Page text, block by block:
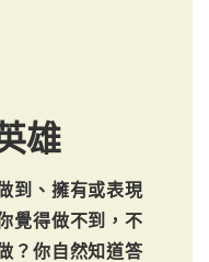
雄
到、擁有或表現
覺得做不到，不
？你自然知道答